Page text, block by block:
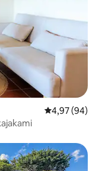
Średnia
4,97 (94)